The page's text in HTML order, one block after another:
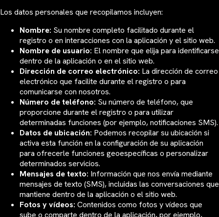
Los datos personales que recopilamos incluyen:
Nombre: Su nombre completo facilitado durante el
registro o en interacciones con la aplicación y el sitio web.
Nombre de usuario: El nombre que elija para identificarse
dentro de la aplicación o en el sitio web.
Dirección de correo electrónico: La dirección de correo
electrónico que facilite durante el registro o para
comunicarse con nosotros.
Número de teléfono: Su número de teléfono, que
proporcione durante el registro o para utilizar
determinadas funciones (por ejemplo, notificaciones SMS).
Datos de ubicación: Podemos recopilar su ubicación si
activa esta función en la configuración de su aplicación
para ofrecerle funciones geoespecíficas o personalizar
determinados servicios.
Mensajes de texto: Información que nos envía mediante
mensajes de texto (SMS), incluidas las conversaciones que
mantiene dentro de la aplicación o el sitio web.
Fotos y vídeos: Contenidos como fotos y vídeos que
sube o comparte dentro de la aplicación, por ejemplo,